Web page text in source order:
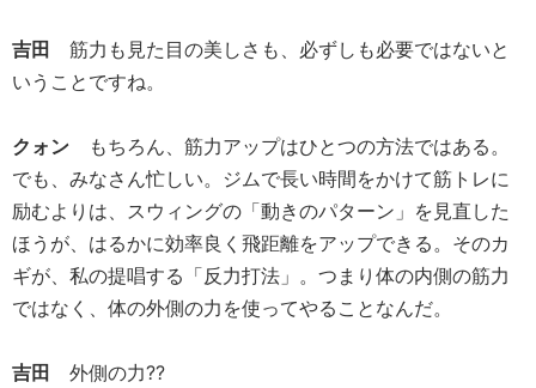
吉田 筋力も見た目の美しさも、必ずしも必要ではないと
いうことですね。
クォン もちろん、筋力アップはひとつの方法ではある。
でも、みなさん忙しい。ジムで長い時間をかけて筋トレに
励むよりは、スウィングの「動きのパターン」を見直した
ほうが、はるかに効率良く飛距離をアップできる。そのカ
ギが、私の提唱する「反力打法」。つまり体の内側の筋力
ではなく、体の外側の力を使ってやることなんだ。
吉田 外側の力??